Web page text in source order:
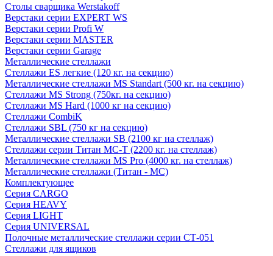
Столы сварщика Werstakoff
Верстаки серии EXPERT WS
Верстаки серии Profi W
Верстаки серии MASTER
Верстаки серии Garage
Металлические стеллажи
Стеллажи ES легкие (120 кг. на секцию)
Металлические стеллажи MS Standart (500 кг. на секцию)
Стеллажи MS Strong (750кг. на секцию)
Стеллажи MS Hard (1000 кг на секцию)
Стеллажи CombiK
Стеллажи SBL (750 кг на секцию)
Металлические стеллажи SB (2100 кг на стеллаж)
Стеллажи серии Титан МС-Т (2200 кг. на стеллаж)
Металлические стеллажи MS Pro (4000 кг. на стеллаж)
Металлические стеллажи (Титан - МС)
Комплектующее
Серия CARGO
Серия HEAVY
Серия LIGHT
Серия UNIVERSAL
Полочные металлические стеллажи серии СТ-051
Стеллажи для ящиков